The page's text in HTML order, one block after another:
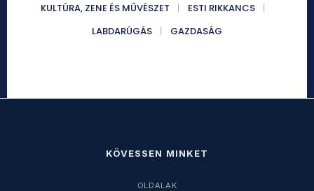
KULTÚRA, ZENE ÉS MŰVÉSZET
ESTI RIKKANCS
LABDARÚGÁS
GAZDASÁG
KÖVESSEN MINKET
OLDALAK